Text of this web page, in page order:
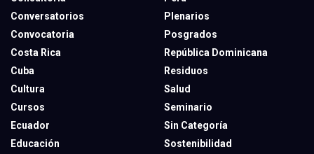
Conversatorios
Convocatoria
Costa Rica
Cuba
Cultura
Cursos
Ecuador
Educación
Plenarios
Posgrados
República Dominicana
Residuos
Salud
Seminario
Sin Categoría
Sostenibilidad